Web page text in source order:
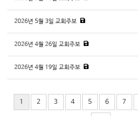
2026년 5월 3일 교회주보
2026년 4월 26일 교회주보
2026년 4월 19일 교회주보
1 2 3 4 5 6 7